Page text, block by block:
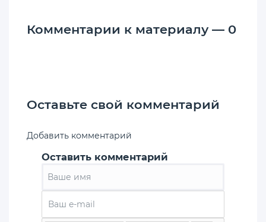
Комментарии к материалу — 0
Оставьте свой комментарий
Добавить комментарий
Оставить комментарий